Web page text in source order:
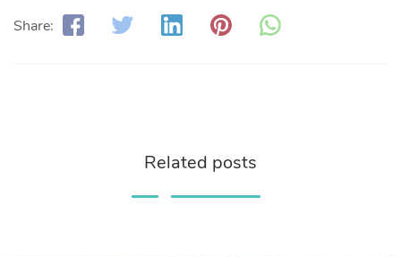
Share:
Related posts